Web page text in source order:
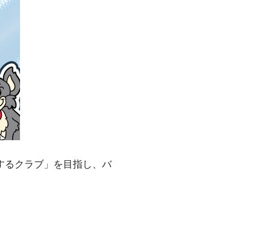
るクラブ」を目指し、バ